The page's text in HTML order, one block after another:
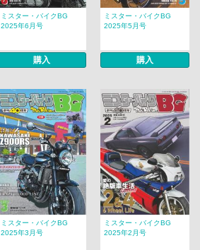
ミスター・バイクBG
2025年6月号
購入
ミスター・バイクBG
2025年5月号
購入
ミスター・バイクBG
2025年3月号
ミスター・バイクBG
2025年2月号